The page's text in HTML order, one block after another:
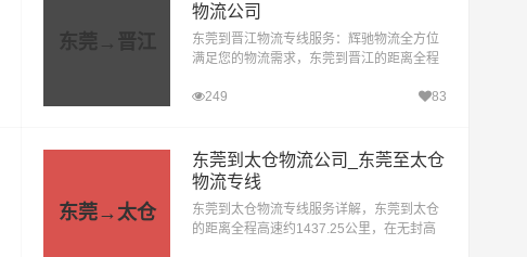
东莞→晋江
物流公司
东莞到晋江物流专线服务：辉驰物流全方位
满足您的物流需求，东莞到晋江的距离全程
特殊情况下大约耗时7.3小时到达目的地。东
249 83
东莞→太仓
东莞到太仓物流公司_东莞至太仓
物流专线
东莞到太仓物流专线服务详解，东莞到太仓
的距离全程高速约1437.25公里，在无封高